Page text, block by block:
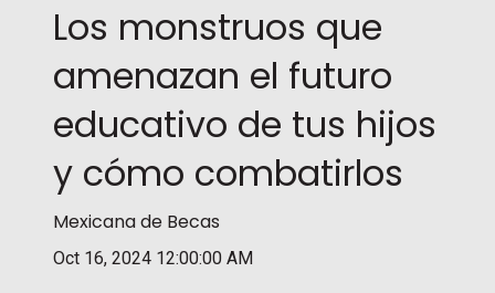
Los monstruos que
amenazan el futuro
educativo de tus hijos
y cómo combatirlos
Mexicana de Becas
Oct 16, 2024 12:00:00 AM